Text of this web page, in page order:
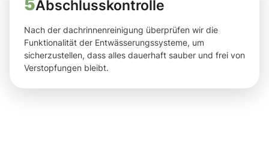
5Abschlusskontrolle
Nach der dachrinnenreinigung überprüfen wir die
Funktionalität der Entwässerungssysteme, um
sicherzustellen, dass alles dauerhaft sauber und frei von
Verstopfungen bleibt.